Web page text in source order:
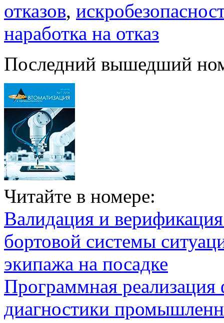
отказов,
наработка на отказ
Последний вышедший
Читайте в номере:
Валидация и
бортовой системы
экипажа на посадке
Программная
диагностики